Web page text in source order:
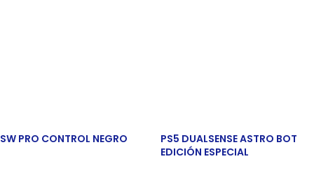
SW PRO CONTROL NEGRO
PS5 DUALSENSE ASTRO BOT
EDICIÓN ESPECIAL